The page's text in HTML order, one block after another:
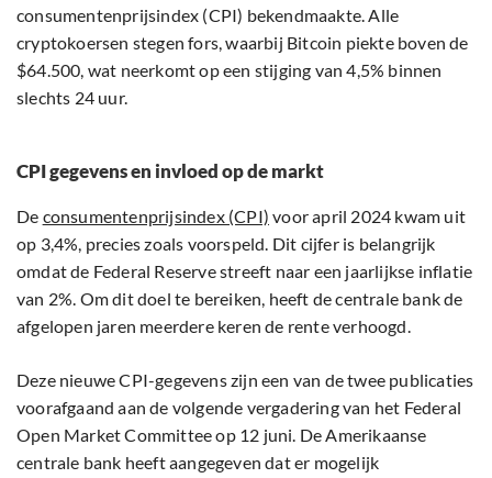
consumentenprijsindex (CPI) bekendmaakte. Alle
cryptokoersen stegen fors, waarbij Bitcoin piekte boven de
$64.500, wat neerkomt op een stijging van 4,5% binnen
slechts 24 uur.
CPI gegevens en invloed op de markt
De consumentenprijsindex (CPI) voor april 2024 kwam uit
op 3,4%, precies zoals voorspeld. Dit cijfer is belangrijk
omdat de Federal Reserve streeft naar een jaarlijkse inflatie
van 2%. Om dit doel te bereiken, heeft de centrale bank de
afgelopen jaren meerdere keren de rente verhoogd.
Deze nieuwe CPI-gegevens zijn een van de twee publicaties
voorafgaand aan de volgende vergadering van het Federal
Open Market Committee op 12 juni. De Amerikaanse
centrale bank heeft aangegeven dat er mogelijk